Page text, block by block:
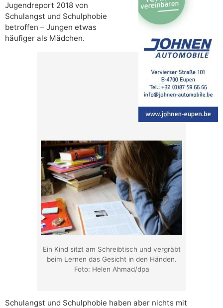
Jugendreport 2018 von
Schulangst und Schulphobie
betroffen – Jungen etwas
häufiger als Mädchen.
Ein Kind sitzt am Schreibtisch und vergräbt
beim Lernen das Gesicht in den Händen.
Foto: Helen Ahmad/dpa
Schulangst und Schulphobie haben aber nichts mit